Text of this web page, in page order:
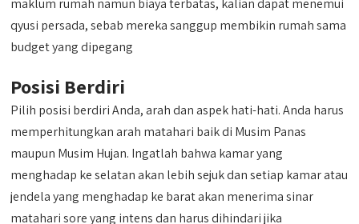
maklum rumah namun biaya terbatas, kalian dapat menemui
qyusi persada, sebab mereka sanggup membikin rumah sama
budget yang dipegang
Posisi Berdiri
Pilih posisi berdiri Anda, arah dan aspek hati-hati. Anda harus
memperhitungkan arah matahari baik di Musim Panas
maupun Musim Hujan. Ingatlah bahwa kamar yang
menghadap ke selatan akan lebih sejuk dan setiap kamar atau
jendela yang menghadap ke barat akan menerima sinar
matahari sore yang intens dan harus dihindari jika